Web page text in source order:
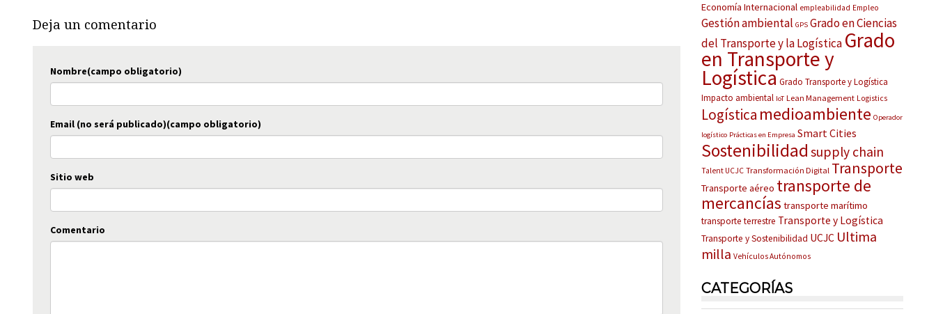
Deja un comentario
Nombre(campo obligatorio)
Email (no será publicado)(campo obligatorio)
Sitio web
Comentario
Economía Internacional empleabilidad Empleo
Gestión ambiental GPS Grado en Ciencias
del Transporte y la Logística Grado
en Transporte y
LogísticaGrado Transporte y Logística
Impacto ambiental IoT Lean Management Logistics
Logística medioambiente Operador
logístico Prácticas en Empresa Smart Cities
Sostenibilidad supply chain
Talent UCJC Transformación Digital Transporte
Transporte aéreo transporte de
mercancías transporte marítimo
transporte terrestre Transporte y Logística
Transporte y Sostenibilidad UCJC Ultima
milla Vehículos Autónomos
CATEGORÍAS